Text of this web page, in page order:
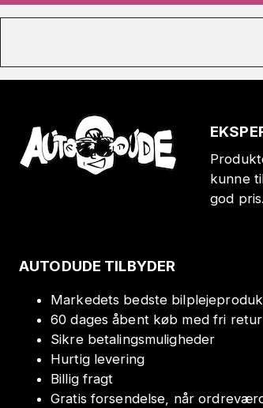
kunne
god
AUTODUDE TILBYDER
Markedets bedste
60 dages åbent køb med fri retur
Sikre betalingsmuligheder
Hurtig levering
Billig fragt
Gratis forsendelse, når